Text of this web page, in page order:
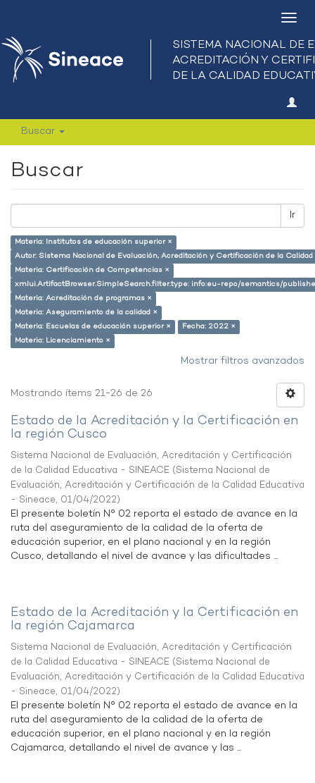
Buscar
Buscar
Ir
Materia: Institutos de educación superior ×
Autor: Sistema Nacional de Evaluación, Acreditación y Certificación de la
Materia: Certificación de Competencias ×
xmlui.ArtifactBrowser.SimpleSearch.filter.type: info:eu-repo/semantics/
Materia: Acreditación de programas ×
Materia: Aseguramiento de la calidad ×
Materia: Escuelas de educación superior ×
Fecha: 2022 ×
Materia: Licenciamiento ×
Mostrar filtros avanzados
Mostrando ítems 21-26 de 26
Estado de la Acreditación y la Certificación en
la región Cusco
Sistema Nacional de Evaluación, Acreditación y Certificación
de la Calidad Educativa - SINEACE (Sistema Nacional de
Evaluación, Acreditación y Certificación de la Calidad Educativa
- Sineace, 01/04/2022)
El presente boletín N° 02 reporta el estado de avance en la
ruta del aseguramiento de la calidad de la oferta de
educación superior, en el plano nacional y en la región
Cusco, detallando el nivel de avance y las dificultades ...
Estado de la Acreditación y la Certificación en
la región Cajamarca
Sistema Nacional de Evaluación, Acreditación y Certificación
de la Calidad Educativa - SINEACE (Sistema Nacional de
Evaluación, Acreditación y Certificación de la Calidad Educativa
- Sineace, 01/04/2022)
El presente boletín N° 02 reporta el estado de avance en la
ruta del aseguramiento de la calidad de la oferta de
educación superior, en el plano nacional y en la región
Cajamarca, detallando el nivel de avance y las ...